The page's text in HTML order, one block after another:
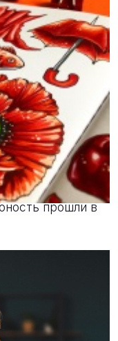
28 марта 2019
прошли в